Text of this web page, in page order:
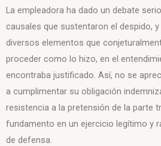
La empleadora ha dado un debate
causales que sustentaron el despido,
diversos elementos que
proceder como lo hizo, en el
encontraba justificado. Así, no se
a cumplimentar su obligación
resistencia a la pretensión de la parte
fundamento en un ejercicio legítimo y
de defensa.